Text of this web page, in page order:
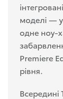
моделі — у
одне ноу-
Premiere
рівня.
Всередині